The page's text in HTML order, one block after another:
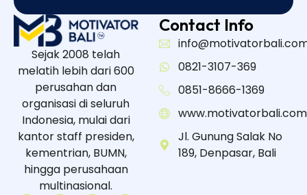
Sejak 2008 telah
melatih lebih dari 600
perusahan dan
organisasi di seluruh
Indonesia, mulai dari
kantor staff presiden,
kementrian, BUMN,
hingga perusahaan
multinasional.
Contact Info
0821-3107-369
0851-8666-1369
www.motivatorbali.com
Jl. Gunung Salak No
189, Denpasar, Bali